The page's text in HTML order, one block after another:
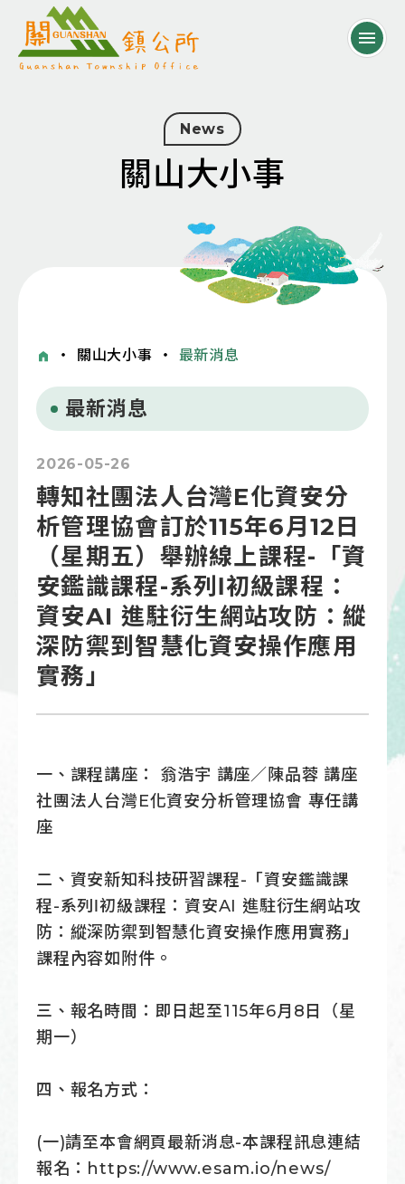
News
關山大小事
・ 關山大小事 ・ 最新消息
最新消息
2026-05-26
轉知社團法人台灣E化資安分
析管理協會訂於115年6月12日
（星期五）舉辦線上課程-「資
安鑑識課程-系列Ⅰ初級課程：
資安AI 進駐衍生網站攻防：縱
深防禦到智慧化資安操作應用
實務」
一、課程講座： 翁浩宇 講座／陳品蓉 講座
社團法人台灣E化資安分析管理協會 專任講
座
二、資安新知科技研習課程-「資安鑑識課
程-系列Ⅰ初級課程：資安AI 進駐衍生網站攻
防：縱深防禦到智慧化資安操作應用實務」
課程內容如附件。
三、報名時間：即日起至115年6月8日（星
期一）
四、報名方式：
(一)請至本會網頁最新消息-本課程訊息連結
報名： https://www.esam.io/news/